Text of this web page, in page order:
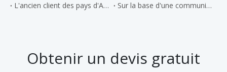
L'ancien client des pays d'Asie du Sud-Est a acheté quatre ensembles de machines à souder les réservoirs verticaux en octobre de cette année.
Sur la base d'une communication et d'une confiance totales, notre client d'Afrique du Nord a passé une commande de près de 150000 USD pour des équipements de pipeline longue distance en deux jours.
Obtenir un devis gratuit